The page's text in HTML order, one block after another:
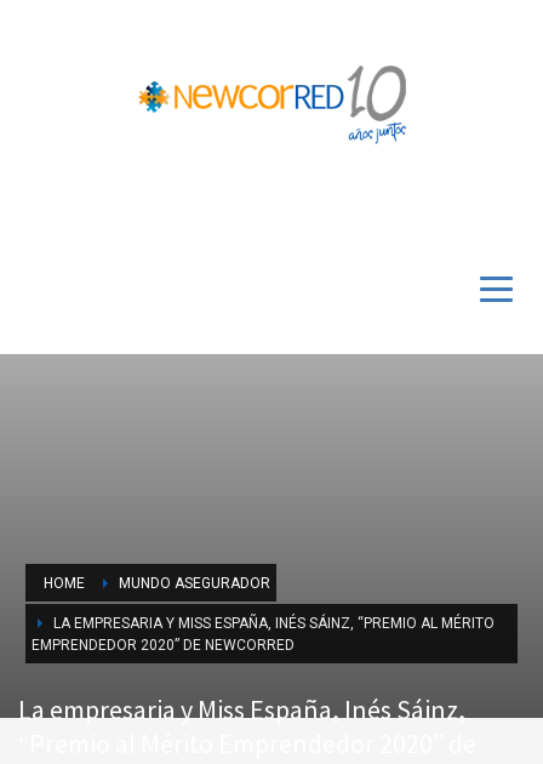
HOME MUNDO ASEGURADOR
LA EMPRESARIA Y MISS ESPAÑA, INÉS SÁINZ, “PREMIO AL MÉRITO
EMPRENDEDOR 2020” DE NEWCORRED
La empresaria y Miss España, Inés Sáinz,